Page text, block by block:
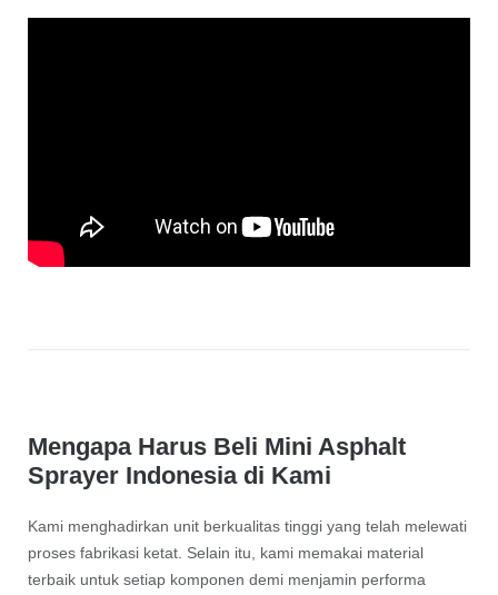
Mengapa Harus Beli Mini Asphalt
Sprayer Indonesia di Kami
Kami menghadirkan unit berkualitas tinggi yang telah melewati
proses fabrikasi ketat. Selain itu, kami memakai material
terbaik untuk setiap komponen demi menjamin performa